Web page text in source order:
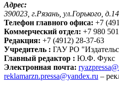
Адрес:
390023, г.Рязань, ул.Горького, д.14
Телефон главного офиса: +7
Коммерческий отдел: +7 980
Редакция: +7 (4912) 28-37-63
Учредитель : ГАУ РО
Главный редактор : Ю.Ф. Фукс
Электронная почта:
reklamarzn.pressa@yandex.ru –